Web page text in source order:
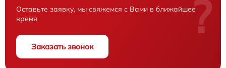
Оставьте заявку, мы свяжемся с Вами в ближайшее
время
Заказать звонок
?